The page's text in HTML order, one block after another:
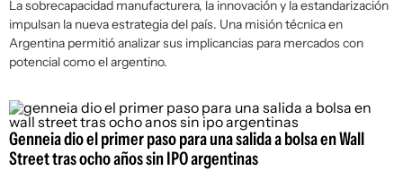
La sobrecapacidad manufacturera, la innovación y la estandarización
impulsan la nueva estrategia del país. Una misión técnica en
Argentina permitió analizar sus implicancias para mercados con
potencial como el argentino.
Genneia dio el primer paso para una salida a bolsa en Wall
Street tras ocho años sin IPO argentinas